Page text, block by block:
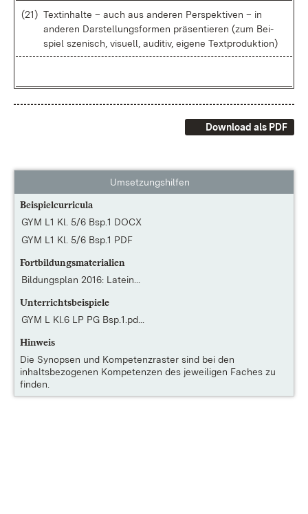
(21) Textin­hal­te – auch aus an­de­ren Per­spek­ti­ven – in
an­de­ren Dar­stel­lungs­for­men prä­sen­tie­ren (zum Bei­
spiel sze­nisch, vi­su­ell, au­di­tiv, ei­ge­ne Text­pro­duk­ti­on)
Download als PDF
Umsetzungshilfen
Beispielcurricula
GYM L1 Kl. 5/6 Bsp.1 DOCX
GYM L1 Kl. 5/6 Bsp.1 PDF
Fortbildungsmaterialien
Bildungsplan 2016: Latein...
Unterrichtsbeispiele
GYM L Kl.6 LP PG Bsp.1.pd...
Hinweis
Die Synopsen und Kompetenzraster sind bei den
inhaltsbezogenen Kompetenzen des jeweiligen Faches zu
finden.